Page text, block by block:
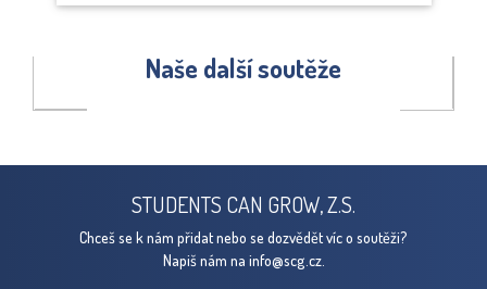
Naše další soutěže
STUDENTS CAN GROW, Z.S.
Chceš se k nám přidat nebo se dozvědět víc o soutěži?
Napiš nám na info@scg.cz.